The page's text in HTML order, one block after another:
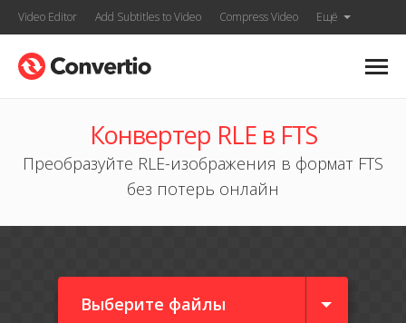
Video Editor Add Subtitles to Video Compress Video Ещё
Конвертер RLE в FTS
Преобразуйте RLE-изображения в формат FTS
без потерь онлайн
Выберите файлы